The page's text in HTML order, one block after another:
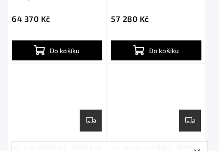
64 370 Kč
Do košíku
57 280 Kč
Do košíku